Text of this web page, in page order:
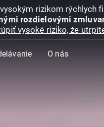
rizikom
rozdielovými
vysoké riziko, že
O nás